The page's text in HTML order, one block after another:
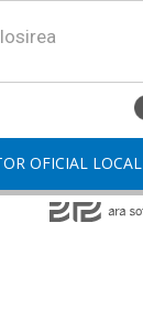
OFICIAL LOCAL